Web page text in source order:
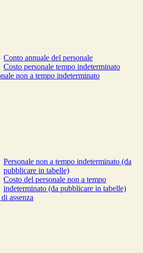
Conto annuale del personale
Costo personale tempo indeterminato
non a tempo indeterminato
Personale non a tempo indeterminato (da
pubblicare in tabelle)
Costo del personale non a tempo
indeterminato (da pubblicare in tabelle)
assenza